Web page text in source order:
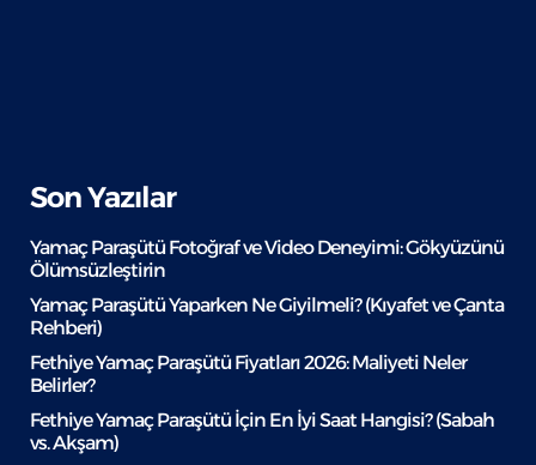
Son Yazılar
Yamaç Paraşütü Fotoğraf ve Video Deneyimi: Gökyüzünü
Ölümsüzleştirin
Yamaç Paraşütü Yaparken Ne Giyilmeli? (Kıyafet ve Çanta
Rehberi)
Fethiye Yamaç Paraşütü Fiyatları 2026: Maliyeti Neler
Belirler?
Fethiye Yamaç Paraşütü İçin En İyi Saat Hangisi? (Sabah
vs. Akşam)